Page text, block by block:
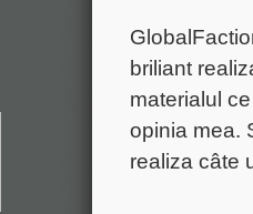
briliant
materialul
opinia mea.
realiza câte